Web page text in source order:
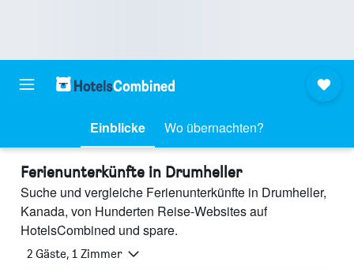
Einblicke Wo übernachten?
Ferienunterkünfte in Drumheller
Suche und vergleiche Ferienunterkünfte in Drumheller,
Kanada, von Hunderten Reise-Websites auf
HotelsCombined und spare.
2 Gäste, 1 Zimmer